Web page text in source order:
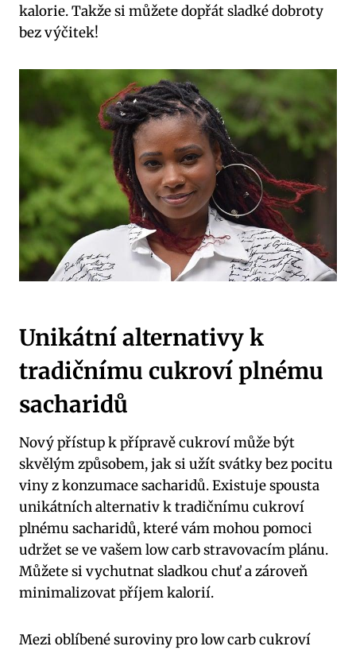
kalorie. Takže si můžete dopřát sladké dobroty
bez výčitek!
Unikátní ⁣alternativy k
tradičnímu cukroví plnému
sacharidů
Nový přístup ⁤k přípravě cukroví může ‌být
skvělým způsobem, jak si užít ‌svátky‍ bez pocitu
viny z⁣ konzumace sacharidů. Existuje spousta⁤
unikátních alternativ k​ tradičnímu cukroví
plnému sacharidů, které vám⁤ mohou pomoci
udržet se ve vašem low carb stravovacím plánu.
Můžete si vychutnat sladkou chuť a zároveň
minimalizovat příjem kalorií.
Mezi oblíbené suroviny pro‌ low carb cukroví